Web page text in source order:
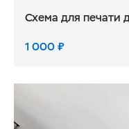
Схема для печати
1 000₽